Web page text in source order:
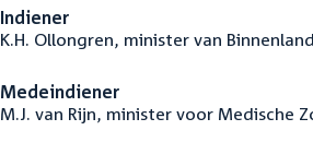
Indiener
K.H. Ollongren, minister van
Medeindiener
M.J. van Rijn, minister voor Medische